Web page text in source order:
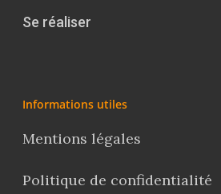
Se réaliser
Informations utiles
Mentions légales
Politique de confidentialité